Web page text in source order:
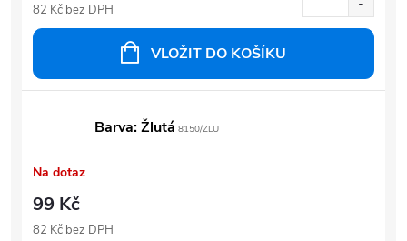
82 Kč bez DPH
VLOŽIT DO KOŠÍKU
Barva: Žlutá 8150/ZLU
Na dotaz
99 Kč
82 Kč bez DPH